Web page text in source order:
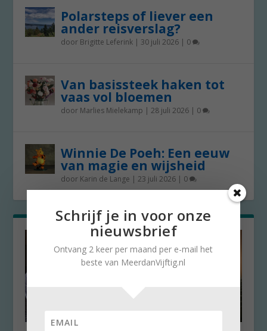
Polarsteps of liever een
ander reisverslag?
door Brigitte Leferink | 30 juli 2026 | 0
Van basissteek haken tot
vaas vol bloemen
door Marlies Mielekamp |28 juli 2026 | 0
Winnie De Poeh: Een eeuw
van magie en wijsheid
door Karin de Lange |23 juli 2026 | 0
Schrijf je in voor onze
nieuwsbrief
Ontvang 2 keer per maand per e-mail het
beste van MeerdanVijftig.nl